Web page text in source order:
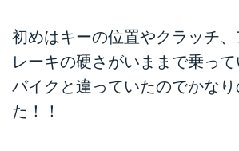
初めはキーの位置やクラッチ
レーキの硬さがいままで乗っ
バイクと違っていたのでかな
た！！